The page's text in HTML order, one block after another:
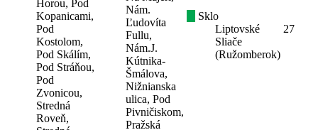
Horou, Pod
Kopanicami,
Pod
Kostolom,
Pod Skálím,
Pod Stráňou,
Pod
Zvonicou,
Stredná
Roveň,
Nám.
Ľudovíta
Fullu,
Nám.J.
Kútnika-
Šmálova,
Nižnianska
ulica, Pod
Pivničiskom,
Pražská
Sklo
Liptovské
Sliače
(Ružomberok)
27